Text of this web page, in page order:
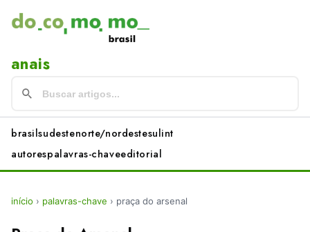
anais
brasilsudestenorte/nordestesulint
autorespalavras-chaveeditorial
início › palavras-chave › praça do arsenal